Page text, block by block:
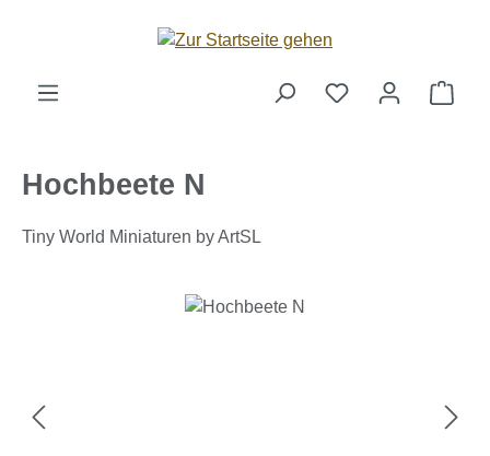
Zum Hauptinhalt springen
Hochbeete N
Tiny World Miniaturen by ArtSL
Bildergalerie überspringen